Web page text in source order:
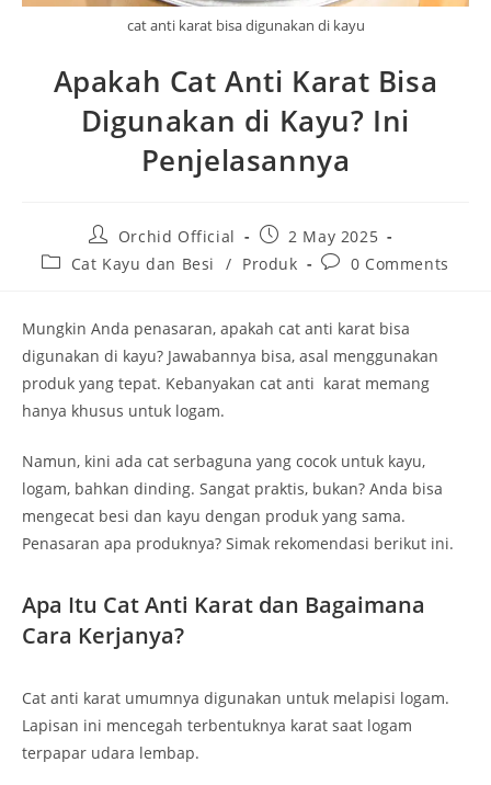
cat anti karat bisa digunakan di kayu
Apakah Cat Anti Karat Bisa
Digunakan di Kayu? Ini
Penjelasannya
Post
author:
Orchid Official
Post
published:
2 May 2025
PostCat Kayu dan Besi / Produk
Post0 Comments
Mungkin Anda penasaran, apakah cat anti karat bisa
digunakan di kayu? Jawabannya bisa, asal menggunakan
produk yang tepat. Kebanyakan cat anti karat memang
hanya khusus untuk logam.
Namun, kini ada cat serbaguna yang cocok untuk kayu,
logam, bahkan dinding. Sangat praktis, bukan? Anda bisa
mengecat besi dan kayu dengan produk yang sama.
Penasaran apa produknya? Simak rekomendasi berikut ini.
Apa Itu Cat Anti Karat dan Bagaimana
Cara Kerjanya?
Cat anti karat umumnya digunakan untuk melapisi logam.
Lapisan ini mencegah terbentuknya karat saat logam
terpapar udara lembap.